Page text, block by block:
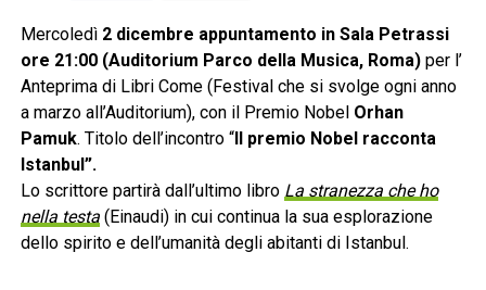
Mercoledì 2 dicembre appuntamento in Sala Petrassi
ore 21:00 (Auditorium Parco della Musica, Roma)per l’
Anteprima di Libri Come (Festival che si svolge ogni anno
a marzo all’Auditorium), con il Premio Nobel Orhan
Pamuk. Titolo dell’incontro “Il premio Nobel racconta
Istanbul”.
Lo scrittore partirà dall’ultimo libro La stranezza che ho
nella testa(Einaudi) in cui continua la sua esplorazione
dello spirito e dell’umanità degli abitanti di Istanbul.